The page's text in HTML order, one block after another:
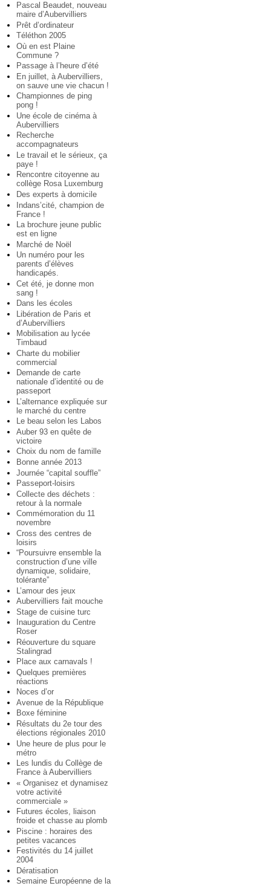
Pascal Beaudet, nouveau
maire d’Aubervilliers
Prêt d’ordinateur
Téléthon 2005
Où en est Plaine
Commune ?
Passage à l’heure d’été
En juillet, à Aubervilliers,
on sauve une vie chacun !
Championnes de ping
pong !
Une école de cinéma à
Aubervilliers
Recherche
accompagnateurs
Le travail et le sérieux, ça
paye !
Rencontre citoyenne au
collège Rosa Luxemburg
Des experts à domicile
Indans’cité, champion de
France !
La brochure jeune public
est en ligne
Marché de Noël
Un numéro pour les
parents d’élèves
handicapés.
Cet été, je donne mon
sang !
Dans les écoles
Libération de Paris et
d’Aubervilliers
Mobilisation au lycée
Timbaud
Charte du mobilier
commercial
Demande de carte
nationale d’identité ou de
passeport
L’alternance expliquée sur
le marché du centre
Le beau selon les Labos
Auber 93 en quête de
victoire
Choix du nom de famille
Bonne année 2013
Journée “capital souffle”
Passeport-loisirs
Collecte des déchets :
retour à la normale
Commémoration du 11
novembre
Cross des centres de
loisirs
“Poursuivre ensemble la
construction d’une ville
dynamique, solidaire,
tolérante”
L’amour des jeux
Aubervilliers fait mouche
Stage de cuisine turc
Inauguration du Centre
Roser
Réouverture du square
Stalingrad
Place aux carnavals !
Quelques premières
réactions
Noces d’or
Avenue de la République
Boxe féminine
Résultats du 2e tour des
élections régionales 2010
Une heure de plus pour le
métro
Les lundis du Collège de
France à Aubervilliers
« Organisez et dynamisez
votre activité
commerciale »
Futures écoles, liaison
froide et chasse au plomb
Piscine : horaires des
petites vacances
Festivités du 14 juillet
2004
Dératisation
Semaine Européenne de la